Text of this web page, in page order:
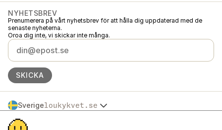
NYHETSBREV
Prenumerera på vårt nyhetsbrev för att hålla dig uppdaterad med de
senaste nyheterna.
Oroa dig inte, vi skickar inte många.
SKICKA
Sverigeloukykvet.se
Slovensko
© 2016 →